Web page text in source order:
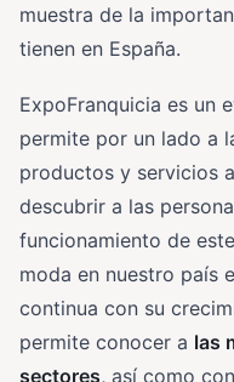
muestra de la
tienen en España.
ExpoFranquicia es un
permite por un lado a
productos y servicios
descubrir a las
funcionamiento de
moda en nuestro país
continua con su
permite conocer a las
sectores, así como